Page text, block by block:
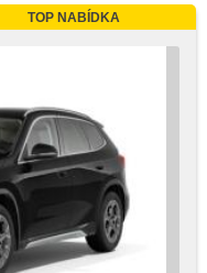
TOP NABÍDKA